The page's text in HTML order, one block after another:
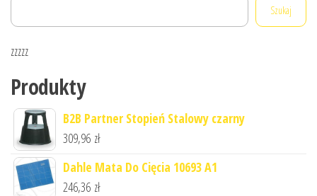
Szukaj
zzzzz
Produkty
B2B Partner Stopień Stalowy czarny
309,96 zł
Dahle Mata Do Cięcia 10693 A1
246,36 zł